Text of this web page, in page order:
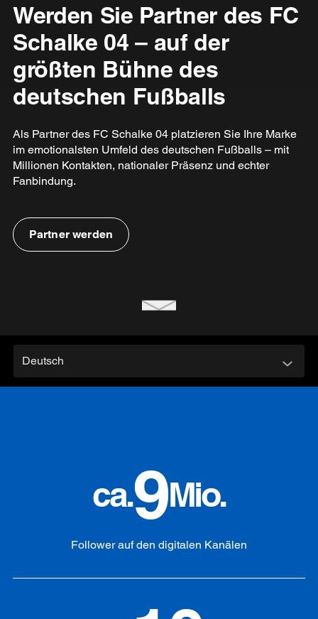
Werden Sie Partner des FC
Schalke 04 – auf der
größten Bühne des
deutschen Fußballs
Als Partner des FC Schalke 04 platzieren Sie Ihre Marke
im emotionalsten Umfeld des deutschen Fußballs – mit
Millionen Kontakten, nationaler Präsenz und echter
Fanbindung.
Partner werden
Deutsch
ca.9Mio.
Follower auf den digitalen Kanälen